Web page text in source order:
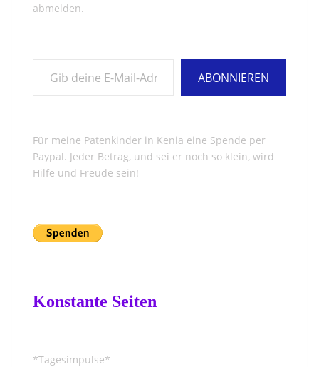
abmelden.
ABONNIEREN
Für meine Patenkinder in Kenia eine Spende per
Paypal. Jeder Betrag, und sei er noch so klein, wird
Hilfe und Freude sein!
Konstante Seiten
*Tagesimpulse*